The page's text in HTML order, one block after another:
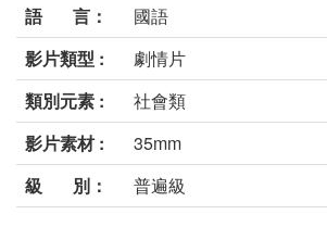
語 言：
國語
影片類型 :
劇情片
類別元素 :
社會類
影片素材 :
35mm
級 別：
普遍級